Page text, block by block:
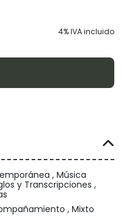
4% IVA incluido
, Música
y Transcripciones ,
, Mixto